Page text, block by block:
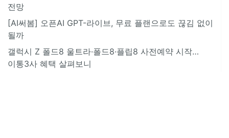
전망
[AI써봄] 오픈AI GPT-라이브, 무료 플랜으로도 끊김 없이
될까
갤럭시 Z 폴드8 울트라·폴드8·플립8 사전예약 시작…
이통3사 혜택 살펴보니